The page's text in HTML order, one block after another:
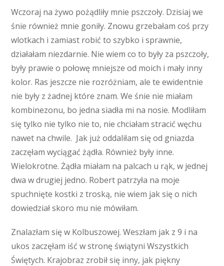
Wczoraj na żywo pożądliły mnie pszczoły. Dzisiaj we
śnie również mnie goniły. Znowu grzebałam coś przy
wlotkach i zamiast robić to szybko i sprawnie,
działałam niezdarnie. Nie wiem co to były za pszczoły,
były prawie o połowę mniejsze od moich i mały inny
kolor. Ras jeszcze nie rozróżniam, ale te ewidentnie
nie były z żadnej które znam. We śnie nie miałam
kombinezonu, bo jedna siadła mi na nosie. Modliłam
się tylko nie tylko nie to, nie chciałam stracić węchu
nawet na chwile. Jak już oddaliłam się od gniazda
zaczęłam wyciągać żądła. Również były inne.
Wielokrotne. Żądła miałam na palcach u rąk, w jednej
dwa w drugiej jedno. Robert patrzyła na moje
spuchnięte kostki z troską, nie wiem jak się o nich
dowiedział skoro mu nie mówiłam.
Znalazłam się w Kolbuszowej. Weszłam jak z 9 i na
ukos zaczęłam iść w stronę świątyni Wszystkich
Świętych. Krajobraz zrobił się inny, jak piękny